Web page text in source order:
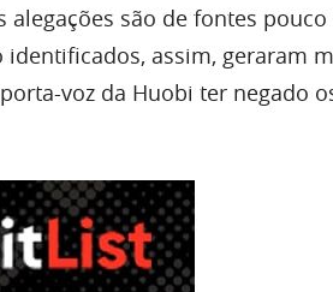
alegações são de fontes pouco
assim, geraram
voz da Huobi ter negado